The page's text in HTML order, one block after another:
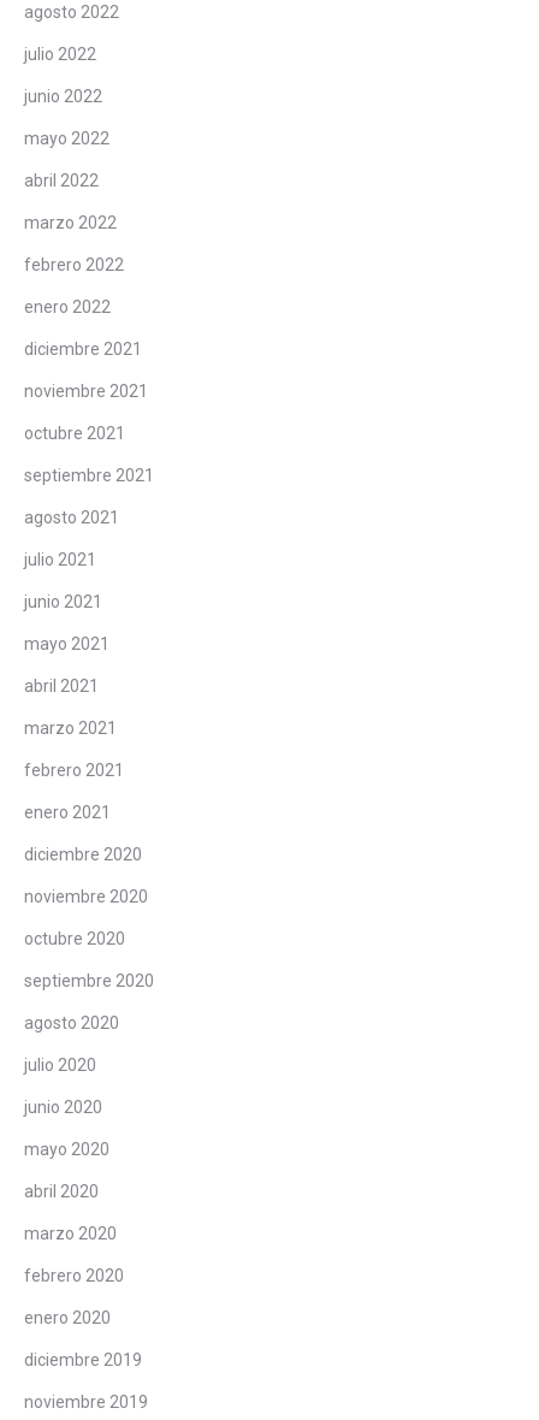
agosto 2022
julio 2022
junio 2022
mayo 2022
abril 2022
marzo 2022
febrero 2022
enero 2022
diciembre 2021
noviembre 2021
octubre 2021
septiembre 2021
agosto 2021
julio 2021
junio 2021
mayo 2021
abril 2021
marzo 2021
febrero 2021
enero 2021
diciembre 2020
noviembre 2020
octubre 2020
septiembre 2020
agosto 2020
julio 2020
junio 2020
mayo 2020
abril 2020
marzo 2020
febrero 2020
enero 2020
diciembre 2019
noviembre 2019